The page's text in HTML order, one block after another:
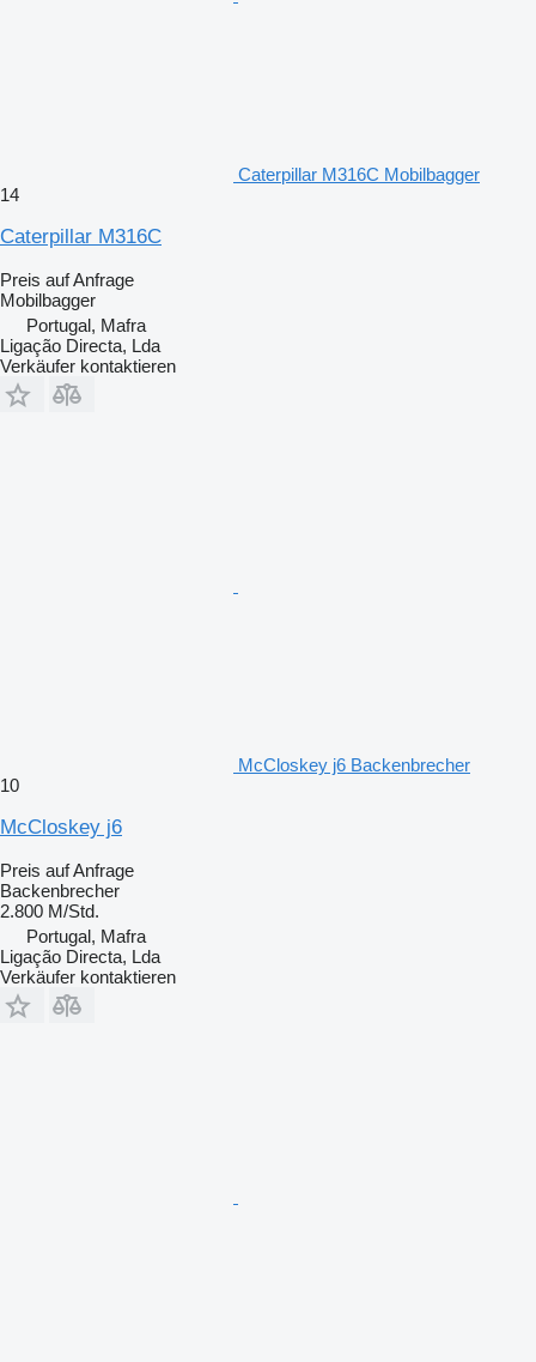
Caterpillar M316C Mobilbagger
14
Caterpillar M316C
Preis auf Anfrage
Mobilbagger
Portugal, Mafra
Ligação Directa, Lda
Verkäufer kontaktieren
McCloskey j6 Backenbrecher
10
McCloskey j6
Preis auf Anfrage
Backenbrecher
2.800 M/Std.
Portugal, Mafra
Ligação Directa, Lda
Verkäufer kontaktieren